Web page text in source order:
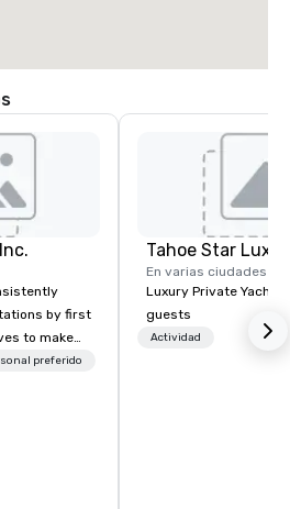
by first
to make
on thepreferido
Tahoe Star
En varias ciudades
Luxury Private Yacht
guests
Actividad